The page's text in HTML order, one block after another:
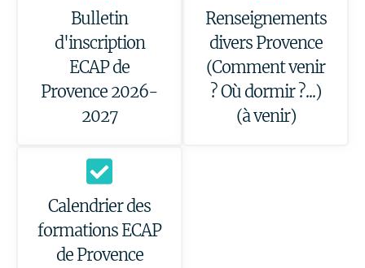
Bulletin
d'inscription
ECAP de
Provence 2026-
2027
Calendrier des
formations ECAP
de Provence
Renseignements
divers Provence
(Comment venir
? Où dormir ?...)
(à venir)